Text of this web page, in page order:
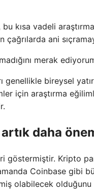
kısa vadeli
ani
merak
genellikle bireysel
için araştırma
daha
göstermiştir. Kripto
Coinbase gibi
olabilecek olduğunu